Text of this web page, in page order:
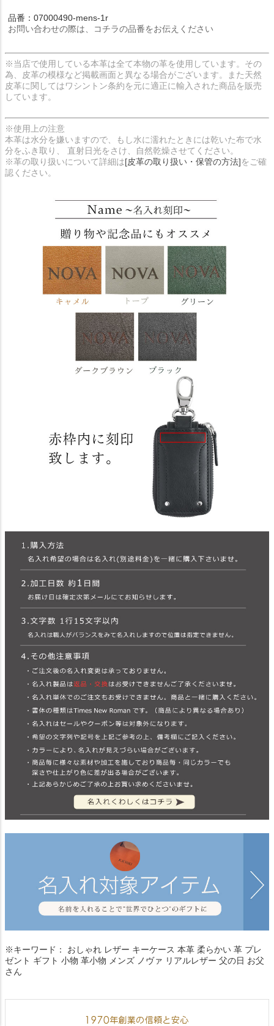
品番：07000490-mens-1r
お問い合わせの際は、コチラの品番をお伝えください
※当店で使用している本革は全て本物の革を使用しています。その
為、皮革の模様など掲載画面と異なる場合がございます。また天然
皮革に関してはワシントン条約を元に適正に輸入された商品を販売
しています。
※使用上の注意
本革は水分を嫌いますので、もし水に濡れたときには乾いた布で水
分をふき取り、 直射日光をさけ、自然乾燥させてください。
※革の取り扱いについて詳細は[皮革の取り扱い・保管の方法]をご確
認ください。
※キーワード： おしゃれ レザー キーケース 本革 柔らかい 革 プレ
ゼント ギフト 小物 革小物 メンズ ノヴァ リアルレザー 父の日 お父
さん